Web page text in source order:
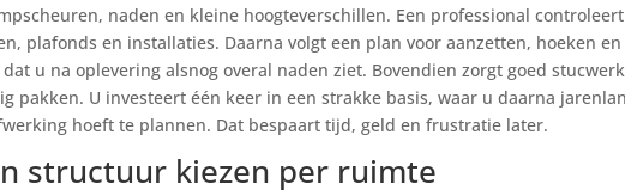
naden en kleine hoogteverschillen. Een professional controleert
plafonds en installaties. Daarna volgt een plan voor aanzetten, hoeken en
u na oplevering alsnog overal naden ziet. Bovendien zorgt goed stucwerk
pakken. U investeert één keer in een strakke basis, waar u daarna
hoeft te plannen. Dat bespaart tijd, geld en frustratie later.
structuur kiezen per ruimte